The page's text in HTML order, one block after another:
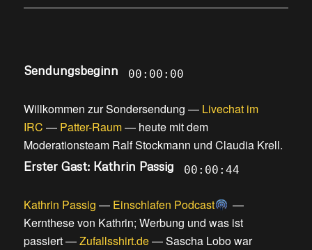
Sendungsbeginn 00:00:00
Willkommen zur Sondersendung — Livechat im
IRC — Patter-Raum— heute mit dem
Moderationsteam Ralf Stockmann und Claudia Krell.
Erster Gast: Kathrin Passig 00:00:44
Kathrin Passig — Einschlafen Podcast
—
Kernthese von Kathrin; Werbung und was ist
passiert—Zufallsshirt.de—Sascha Lobo war